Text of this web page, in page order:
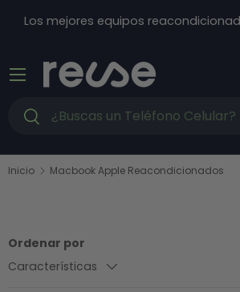
Ir al contenido
Los mejores equipos
Buscar
Buscar
Menú
Inicio Macbook Apple Reacondicionados
Ordenar por
Características